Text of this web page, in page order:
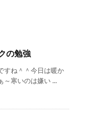
の勉強
すね＾＾今日は暖か
～寒いのは嫌い ...